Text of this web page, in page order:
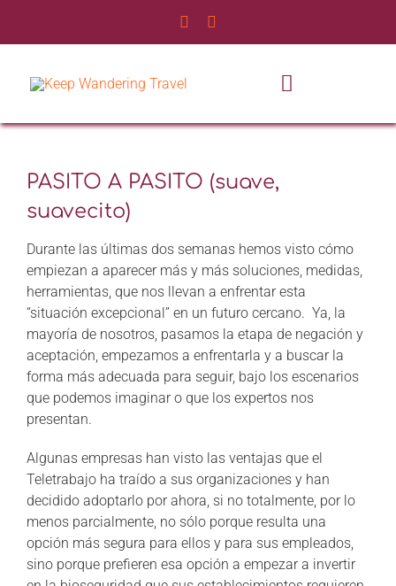
Toggle
SERVICIOS
EXPERIENCIAS
BLOG DE VIAJES
CONTÁCTANOS
PASITO A PASITO (suave,
suavecito)
Durante las últimas dos semanas hemos visto cómo
empiezan a aparecer más y más soluciones, medidas,
herramientas, que nos llevan a enfrentar esta
“situación excepcional” en un futuro cercano. Ya, la
mayoría de nosotros, pasamos la etapa de negación y
aceptación, empezamos a enfrentarla y a buscar la
forma más adecuada para seguir, bajo los escenarios
que podemos imaginar o que los expertos nos
presentan.
Algunas empresas han visto las ventajas que el
Teletrabajo ha traído a sus organizaciones y han
decidido adoptarlo por ahora, si no totalmente, por lo
menos parcialmente, no sólo porque resulta una
opción más segura para ellos y para sus empleados,
sino porque prefieren esa opción a empezar a invertir